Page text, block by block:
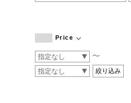
COGTHEBIGSMOKE
CONVERSE
DEAN & DELUCA
Price
〜